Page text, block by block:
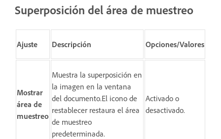
Superposición del área de muestreo
Ajuste Descripción Opciones/Valores
Mostrar
área de
muestreo
Muestra la superposición en
la imagen en la ventana
del documento.El icono de
restablecer restaura el área
de muestreo
predeterminada.
Activado o
desactivado.